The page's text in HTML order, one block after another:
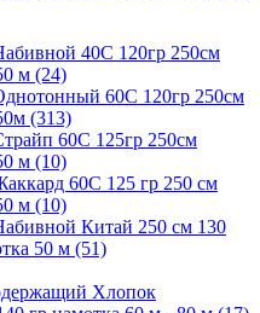
40С 120гр 250см
м (24)
60С 120гр 250см
(313)
60С 125гр 250см
м (10)
60С 125 гр 250 см
м (10)
Китай 250 см 130
50 м (51)
Хлопок